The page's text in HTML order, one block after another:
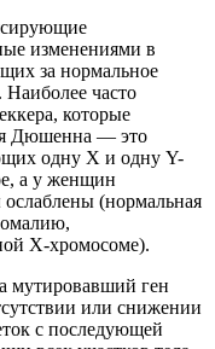
изменениями в
за нормальное
часто
которые
Дюшенна — это
одну Х и одну Y-
а у женщин
(нормальная
Х-хромосоме).
мутировавший ген
или снижении
с последующей